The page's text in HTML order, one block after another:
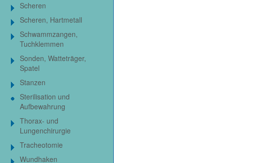
Scheren
Scheren, Hartmetall
Schwammzangen,
Tuchklemmen
Sonden, Watteträger,
Spatel
Stanzen
Sterilisation und
Aufbewahrung
Thorax- und
Lungenchirurgie
Tracheotomie
Wundhaken